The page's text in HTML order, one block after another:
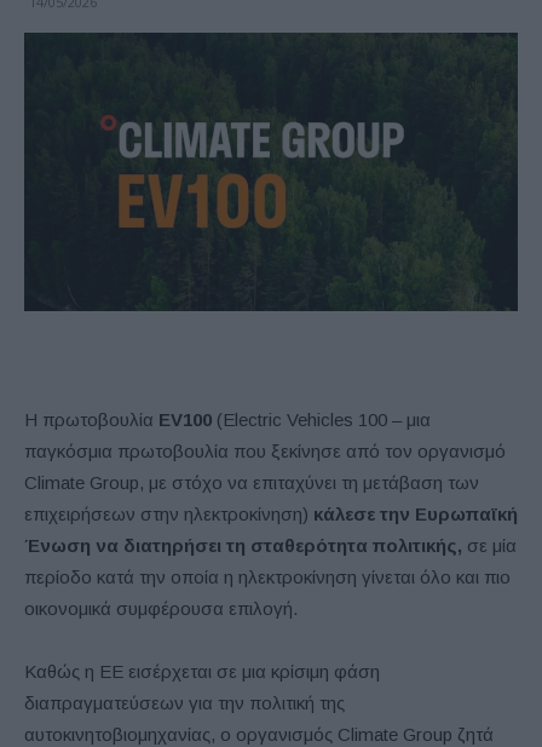
Η πρωτοβουλία EV100 (Electric Vehicles 100 – μια
παγκόσμια πρωτοβουλία που ξεκίνησε από τον οργανισμό
Climate Group, με στόχο να επιταχύνει τη μετάβαση των
επιχειρήσεων στην ηλεκτροκίνηση) κάλεσε την Ευρωπαϊκή
Ένωση να διατηρήσει τη σταθερότητα πολιτικής, σε μία
περίοδο κατά την οποία η ηλεκτροκίνηση γίνεται όλο και πιο
οικονομικά συμφέρουσα επιλογή.
Καθώς η ΕΕ εισέρχεται σε μια κρίσιμη φάση
διαπραγματεύσεων για την πολιτική της
αυτοκινητοβιομηχανίας, ο οργανισμός Climate Group ζητά